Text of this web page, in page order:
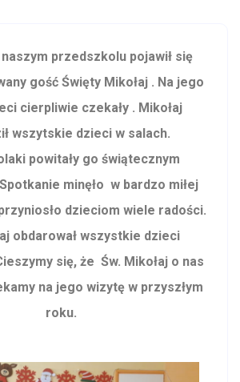
przedszkolu pojawił się
gość Święty Mikołaj . Na jego
cierpliwie czekały . Mikołaj
wszytskie dzieci w salach.
powitały go świątecznym
minęło w bardzo miłej
dzieciom wiele radości.
obdarował wszystkie dzieci
się, że Św. Mikołaj o nas
na jego wizytę w przyszłym
roku.